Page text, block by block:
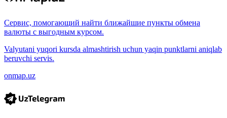
Сервис, помогающий найти ближайшие пункты обмена
валюты с выгодным курсом.
Valyutani yuqori kursda almashtirish uchun yaqin punktlarni aniqlab
beruvchi servis.
onmap.uz